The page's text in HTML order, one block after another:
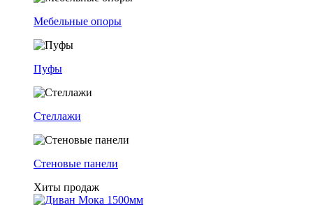
Мебельные опоры
Пуфы
Стеллажи
Стеновые панели
Хиты продаж